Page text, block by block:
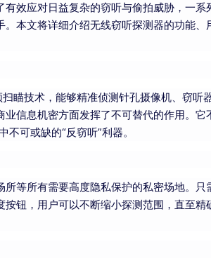
效应对日益复杂的窃听与偷拍威胁，一系
本文将详细介绍无线窃听探测器的功能
瞄技术，能够精准侦测针孔摄像机、窃听
信息机密方面发挥了不可替代的作用。
可或缺的“反窃听”利器。
等所有需要高度隐私保护的私密场地。只
钮，用户可以不断缩小探测范围，直至